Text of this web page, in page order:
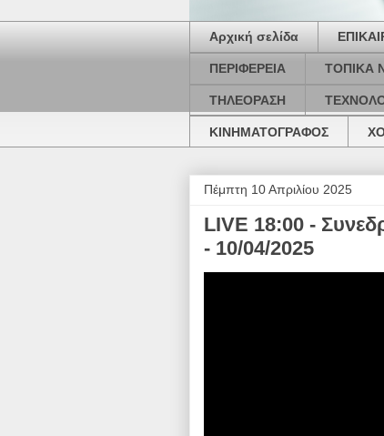
Αρχική σελίδα
ΠΕΡΙΦΕΡΕΙΑ ΤΟΠΙΚΑ
ΤΗΛΕΟΡΑΣΗ
ΚΙΝΗΜΑΤΟΓΡΑΦΟΣ
Πέμπτη 10 Απριλίου 2025
LIVE 18:00 -
- 10/04/2025